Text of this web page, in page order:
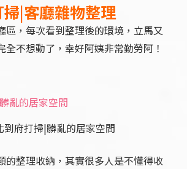
|客廳雜物整理
區，每次看到整理後的環境，立馬又
全不想動了，幸好阿姨非常勤勞阿！
到府打掃|髒亂的居家空間
的整理收納，其實很多人是不懂得收